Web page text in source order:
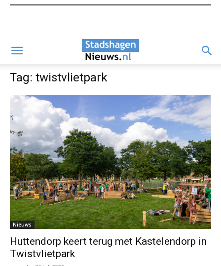
Tag: twistvlietpark
Nieuws
Huttendorp keert terug met Kastelendorp in
Twistvlietpark